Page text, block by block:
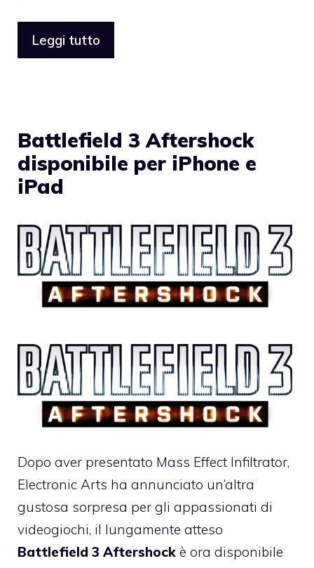
Leggi tutto
Battlefield 3 Aftershock
disponibile per iPhone e
iPad
Dopo aver presentato Mass Effect Infiltrator,
Electronic Arts ha annunciato un’altra
gustosa sorpresa per gli appassionati di
videogiochi, il lungamente atteso
Battlefield 3 Aftershock è ora disponibile